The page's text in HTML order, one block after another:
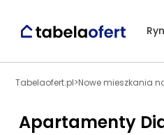
Tabelaofert.pl>Nowe mieszkania
Apartamenty